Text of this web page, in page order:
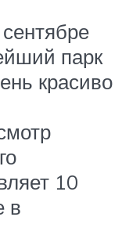
парк
красиво
10
в